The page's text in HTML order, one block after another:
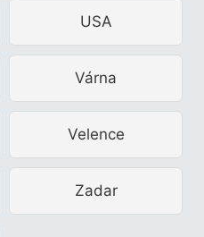
USA
Várna
Velence
Zadar